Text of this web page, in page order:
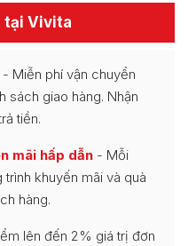
tại Vivita
- Miễn phí vận chuyển
sách giao hàng. Nhận
tiền.
mãi hấp dẫn - Mỗi
khuyến mãi và quà
hàng.
lên đến 2% giá trị đơn